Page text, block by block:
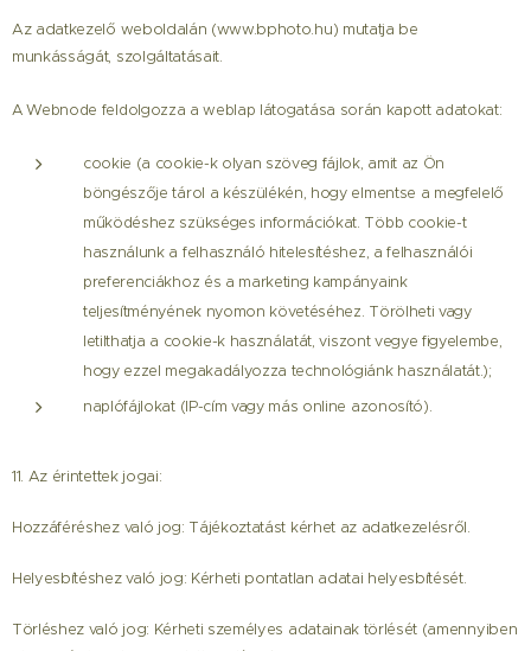
Az adatkezelő weboldalán (www.bphoto.hu) mutatja be
munkásságát, szolgáltatásait.
A Webnode feldolgozza a weblap látogatása során kapott adatokat:
cookie (a cookie-k olyan szöveg fájlok, amit az Ön
böngészője tárol a készülékén, hogy elmentse a megfelelő
működéshez szükséges információkat. Több cookie-t
használunk a felhasználó hitelesítéshez, a felhasználói
preferenciákhoz és a marketing kampányaink
teljesítményének nyomon követéséhez. Törölheti vagy
letilthatja a cookie-k használatát, viszont vegye figyelembe,
hogy ezzel megakadályozza technológiánk használatát.);
naplófájlokat (IP-cím vagy más online azonosító).
11. Az érintettek jogai:
Hozzáféréshez való jog: Tájékoztatást kérhet az adatkezelésről.
Helyesbítéshez való jog: Kérheti pontatlan adatai helyesbítését.
Törléshez való jog: Kérheti személyes adatainak törlését (amennyiben